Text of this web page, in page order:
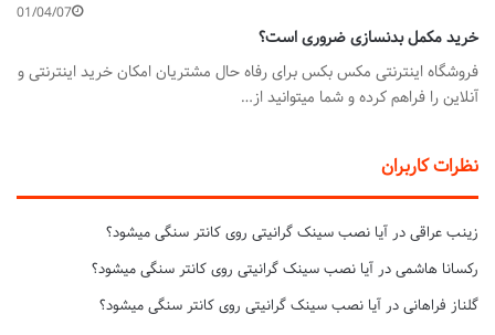
01/04/07
خرید مکمل بدنسازی ضروری است؟
فروشگاه اینترنتی مکس بکس برای رفاه حال مشتریان امکان خرید اینترنتی و
آنلاین را فراهم کرده و شما میتوانید از…
نظرات کاربران
زینب عراقی در آیا نصب سینک گرانیتی روی کانتر سنگی میشود؟
رکسانا هاشمی در آیا نصب سینک گرانیتی روی کانتر سنگی میشود؟
گلناز فراهانی در آیا نصب سینک گرانیتی روی کانتر سنگی میشود؟